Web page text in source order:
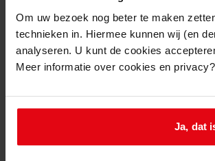
Om uw bezoek nog beter te maken
technieken in. Hiermee kunnen wij (en
analyseren. U kunt de cookies
Meer informatie over cookies en
Ja, dat
82Vernieuwen berging, 2001
Datering:
2001
Beschrijving:
Datum vergunning:
Adres: